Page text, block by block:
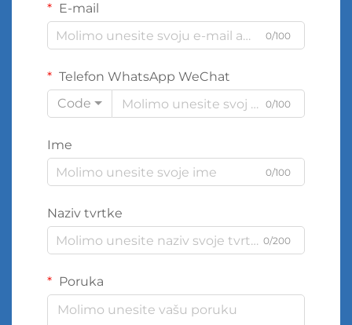
E-mail
0/100
Telefon WhatsApp WeChat
Code
0/100
Ime
0/100
Naziv tvrtke
0/200
Poruka